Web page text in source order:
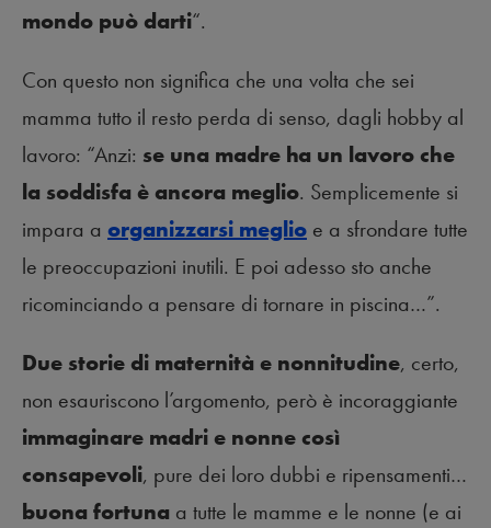
mondo può darti“.
Con questo non significa che una volta che sei
mamma tutto il resto perda di senso, dagli hobby al
lavoro: “Anzi: se una madre ha un lavoro che
la soddisfa è ancora meglio. Semplicemente si
impara a organizzarsi meglio e a sfrondare tutte
le preoccupazioni inutili. E poi adesso sto anche
ricominciando a pensare di tornare in piscina…”.
Due storie di maternità e nonnitudine, certo,
non esauriscono l’argomento, però è incoraggiante
immaginare madri e nonne così
consapevoli, pure dei loro dubbi e ripensamenti…
buona fortuna a tutte le mamme e le nonne (e ai